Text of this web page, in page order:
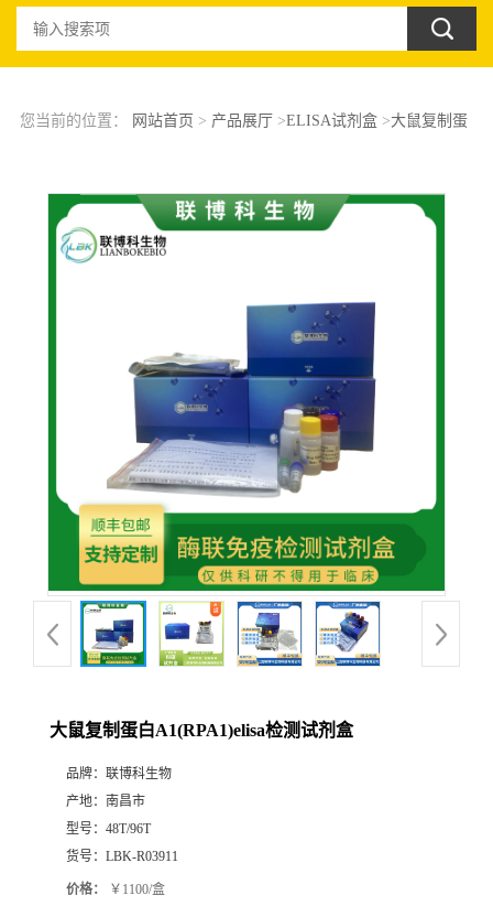
您当前的位置： 网站首页 > 产品展厅 >ELISA试剂盒>大鼠复制蛋
大鼠复制蛋白A1(RPA1)elisa检测试剂盒
品牌： 联博科生物
产地： 南昌市
型号： 48T/96T
货号： LBK-R03911
价格： ￥1100/盒